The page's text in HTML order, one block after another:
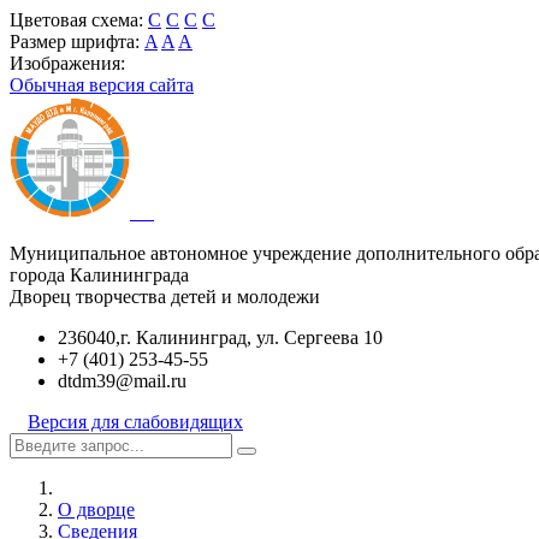
Цветовая схема: C C C C
Размер шрифта: A A A
Изображения:
Обычная версия сайта
Муниципальное автономное учреждение дополнительного
города Калининграда
Дворец творчества детей и молодежи
236040,г. Калининград, ул. Сергеева 10
+7 (401) 253-45-55
dtdm39@mail.ru
Версия для слабовидящих
О дворце
Сведения